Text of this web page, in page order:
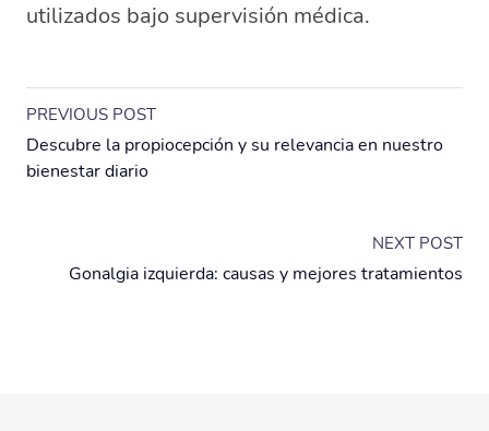
utilizados bajo supervisión médica.
PREVIOUS POST
Descubre la propiocepción y su relevancia en nuestro
bienestar diario
NEXT POST
Gonalgia izquierda: causas y mejores tratamientos